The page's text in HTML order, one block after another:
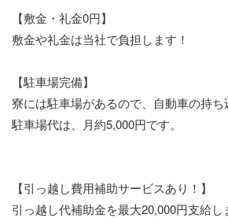
【敷金・礼金0円】
敷金や礼金は当社で負担します！
【駐車場完備】
寮には駐車場があるので、自動車の持ち
駐車場代は、月約5,000円です。
【引っ越し費用補助サービスあり！】
引っ越し代補助金を最大20,000円支給し